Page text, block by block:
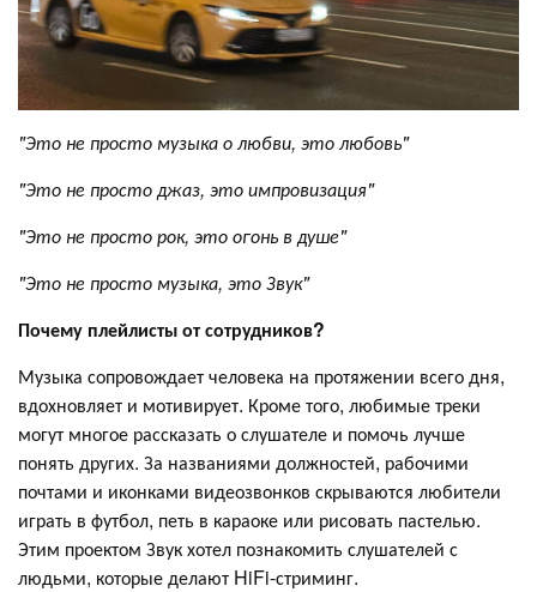
"Это не просто музыка о любви, это любовь"
"Это не просто джаз, это импровизация"
"Это не просто рок, это огонь в душе"
"Это не просто музыка, это Звук"
Почему плейлисты от сотрудников?
Музыка сопровождает человека на протяжении всего дня,
вдохновляет и мотивирует. Кроме того, любимые треки
могут многое рассказать о слушателе и помочь лучше
понять других. За названиями должностей, рабочими
почтами и иконками видеозвонков скрываются любители
играть в футбол, петь в караоке или рисовать пастелью.
Этим проектом Звук хотел познакомить слушателей с
людьми, которые делают HiFi-стриминг.